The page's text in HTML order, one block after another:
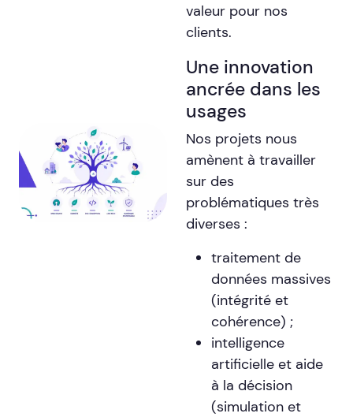
valeur pour nos
clients.
Une innovation
ancrée dans les
usages
Nos projets nous
amènent à travailler
sur des
problématiques très
diverses :
traitement de
données massives
(intégrité et
cohérence) ;
intelligence
artificielle et aide
à la décision
(simulation et